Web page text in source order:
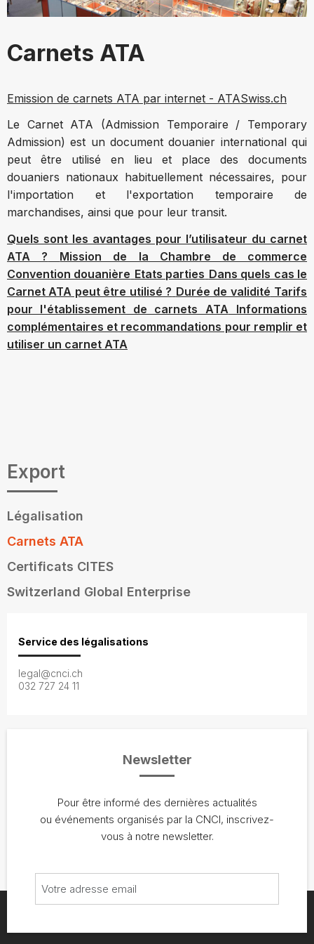
Export
Légalisation
Carnets ATA
Certificats CITES
Switzerland Global Enterprise
Service des légalisations
legal@cnci.ch
032 727 24 11
Carnets ATA
Emission de carnets ATA par internet - ATASwiss.ch
Le Carnet ATA (Admission Temporaire / Temporary
Admission) est un document douanier international qui
peut être utilisé en lieu et place des documents
douaniers nationaux habituellement nécessaires, pour
l'importation et l'exportation temporaire de
marchandises, ainsi que pour leur transit.
Quels sont les avantages pour l’utilisateur du carnet
ATA ?
Mission de la Chambre de commerce
Convention douanière Etats parties Dans quels cas le
Carnet ATA peut être utilisé ? Durée de validité Tarifs
pour l'établissement de carnets ATA
Informations
complémentaires et recommandations pour remplir et
utiliser un carnet ATA
Newsletter
Pour être informé des dernières actualités
ou événements organisés par la CNCI, inscrivez-
vous à notre newsletter.